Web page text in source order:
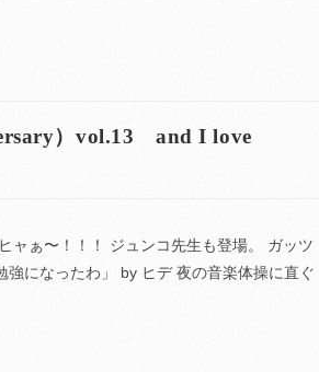
）vol.13 and I love
ャぁ〜！！！ ジュンコ先生も登場。 ガッツ
になったわ」 by ヒデ 夜の音楽体操に直ぐ